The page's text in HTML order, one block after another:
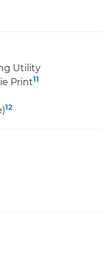
Utility
Print11
12